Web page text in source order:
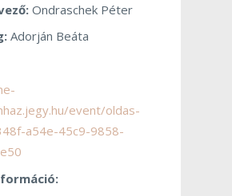
Ondraschek Péter
Adorján Beáta
event/oldas-
a54e-45c9-9858-